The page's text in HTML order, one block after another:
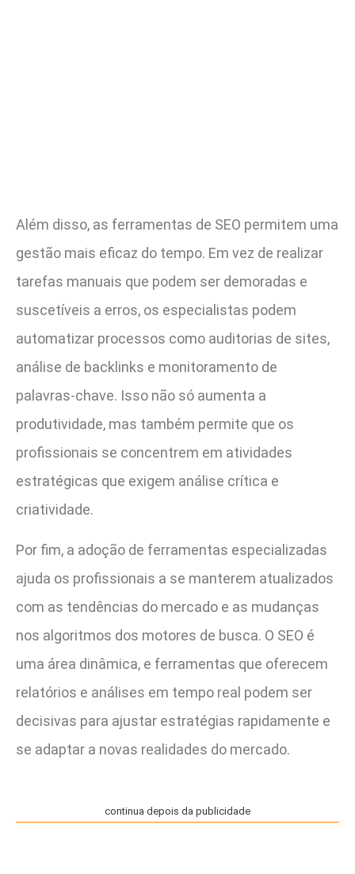
Além disso, as ferramentas de SEO permitem uma
gestão mais eficaz do tempo. Em vez de realizar
tarefas manuais que podem ser demoradas e
suscetíveis a erros, os especialistas podem
automatizar processos como auditorias de sites,
análise de backlinks e monitoramento de
palavras-chave. Isso não só aumenta a
produtividade, mas também permite que os
profissionais se concentrem em atividades
estratégicas que exigem análise crítica e
criatividade.
Por fim, a adoção de ferramentas especializadas
ajuda os profissionais a se manterem atualizados
com as tendências do mercado e as mudanças
nos algoritmos dos motores de busca. O SEO é
uma área dinâmica, e ferramentas que oferecem
relatórios e análises em tempo real podem ser
decisivas para ajustar estratégias rapidamente e
se adaptar a novas realidades do mercado.
continua depois da publicidade